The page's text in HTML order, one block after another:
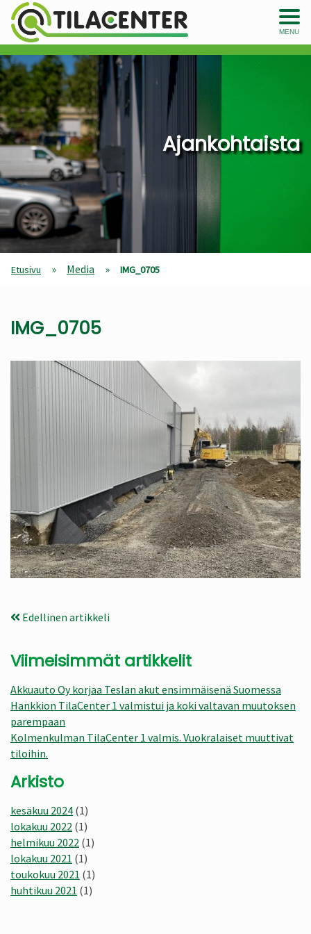
MENU
Ajankohtaista
Etusivu » Media » IMG_0705
IMG_0705
Edellinen artikkeli
Viimeisimmät artikkelit
Akkuauto Oy korjaa Teslan akut ensimmäisenä Suomessa
Hankkion TilaCenter 1 valmistui ja koki valtavan muutoksen
parempaan
Kolmenkulman TilaCenter 1 valmis. Vuokralaiset muuttivat
tiloihin.
Arkisto
kesäkuu 2024 (1)
lokakuu 2022 (1)
helmikuu 2022 (1)
lokakuu 2021 (1)
toukokuu 2021 (1)
huhtikuu 2021 (1)